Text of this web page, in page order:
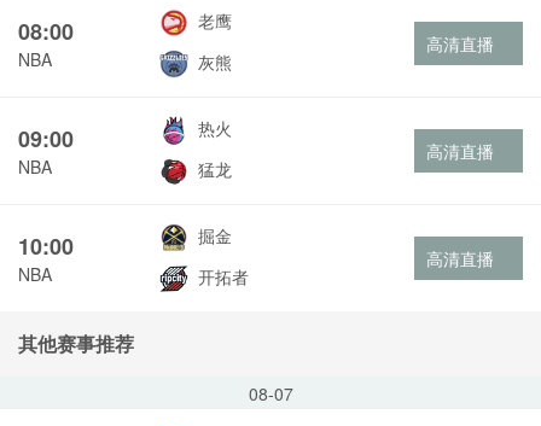
08:00
NBA
老鹰
灰熊
高清直播
09:00
NBA
热火
猛龙
高清直播
10:00
NBA
掘金
开拓者
高清直播
其他赛事推荐
08-07